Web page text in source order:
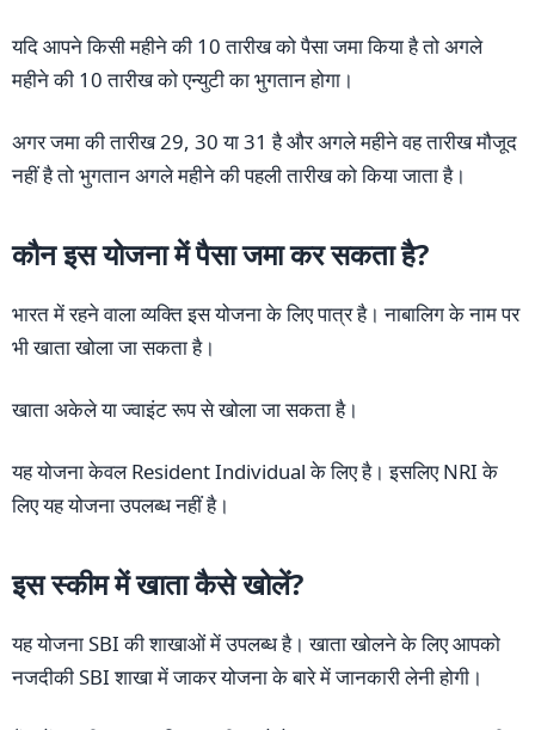
यदि आपने किसी महीने की 10 तारीख को पैसा जमा किया है तो अगले
महीने की 10 तारीख को एन्युटी का भुगतान होगा।
अगर जमा की तारीख 29, 30 या 31 है और अगले महीने वह तारीख मौजूद
नहीं है तो भुगतान अगले महीने की पहली तारीख को किया जाता है।
कौन इस योजना में पैसा जमा कर सकता है?
भारत में रहने वाला व्यक्ति इस योजना के लिए पात्र है। नाबालिग के नाम पर
भी खाता खोला जा सकता है।
खाता अकेले या ज्वाइंट रूप से खोला जा सकता है।
यह योजना केवल Resident Individual के लिए है। इसलिए NRI के
लिए यह योजना उपलब्ध नहीं है।
इस स्कीम में खाता कैसे खोलें?
यह योजना SBI की शाखाओं में उपलब्ध है। खाता खोलने के लिए आपको
नजदीकी SBI शाखा में जाकर योजना के बारे में जानकारी लेनी होगी।